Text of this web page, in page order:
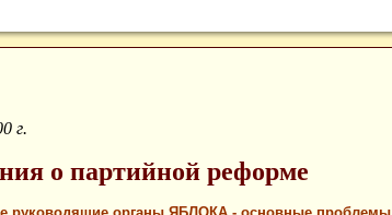
г.
о партийной реформе